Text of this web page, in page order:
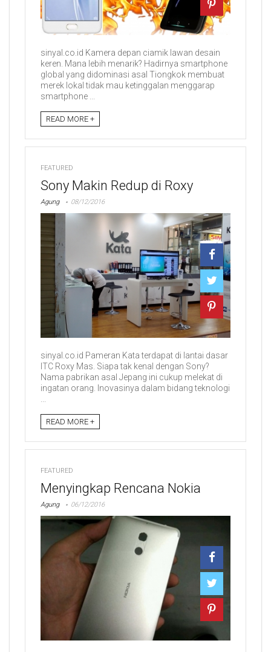
sinyal.co.id Kamera depan ciamik lawan desain
keren. Mana lebih menarik? Hadirnya smartphone
global yang didominasi asal Tiongkok membuat
merek lokal tidak mau ketinggalan menggarap
smartphone ...
READ MORE +
FEATURED
Sony Makin Redup di Roxy
Agung 08/12/2016
sinyal.co.id Pameran Kata terdapat di lantai dasar
ITC Roxy Mas. Siapa tak kenal dengan Sony?
Nama pabrikan asal Jepang ini cukup melekat di
ingatan orang. Inovasinya dalam bidang teknologi
READ MORE +
FEATURED
Menyingkap Rencana Nokia
Agung 06/12/2016